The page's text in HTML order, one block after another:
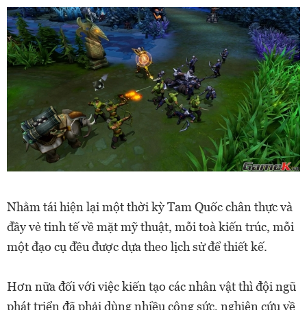
Nhằm tái hiện lại một thời kỳ Tam Quốc chân thực và
đầy vẻ tinh tế về mặt mỹ thuật, mỗi toà kiến trúc, mỗi
một đạo cụ đều được dựa theo lịch sử để thiết kế.
Hơn nữa đối với việc kiến tạo các nhân vật thì đội ngũ
phát triển đã phải dùng nhiều công sức, nghiên cứu về